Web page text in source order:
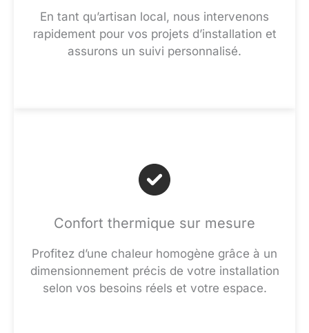
En tant qu’artisan local, nous intervenons
rapidement pour vos projets d’installation et
assurons un suivi personnalisé.
Confort thermique sur mesure
Profitez d’une chaleur homogène grâce à un
dimensionnement précis de votre installation
selon vos besoins réels et votre espace.